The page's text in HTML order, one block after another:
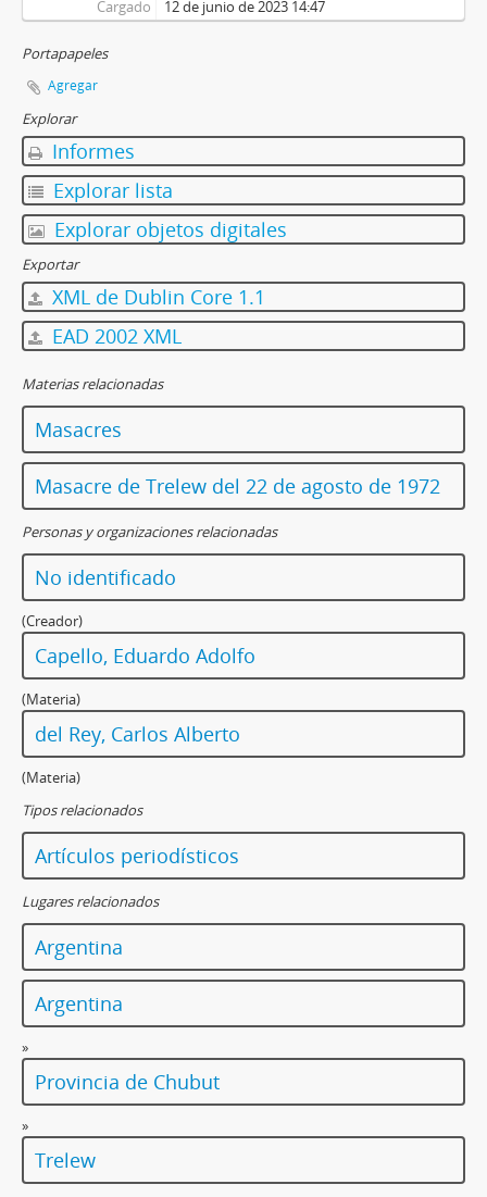
Cargado 12 de junio de 2023 14:47
Portapapeles
Agregar
Explorar
Informes
Explorar lista
Explorar objetos digitales
Exportar
XML de Dublin Core 1.1
EAD 2002 XML
Materias relacionadas
Masacres
Masacre de Trelew del 22 de agosto de 1972
Personas y organizaciones relacionadas
No identificado
(Creador)
Capello, Eduardo Adolfo
(Materia)
del Rey, Carlos Alberto
(Materia)
Tipos relacionados
Artículos periodísticos
Lugares relacionados
Argentina
Argentina
»
Provincia de Chubut
»
Trelew